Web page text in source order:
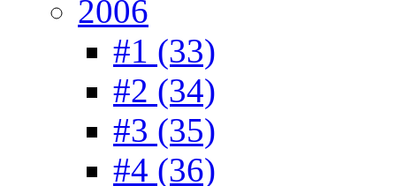
2006
#1 (33)
#2 (34)
#3 (35)
#4 (36)